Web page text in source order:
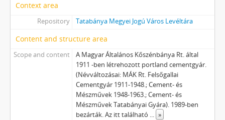
Context area
Repository Tatabánya Megyei Jogú Város Levéltára
Content and structure area
Scope and content
A Magyar Általános Kőszénbánya Rt. által
1911 -ben létrehozott portland cementgyár.
(Névváltozásai: MÁK Rt. Felsőgallai
Cementgyár 1911-1948.; Cement- és
Mészművek 1948-1963.; Cement- és
Mészművek Tatabányai Gyára). 1989-ben
bezárták. Az itt található ... »